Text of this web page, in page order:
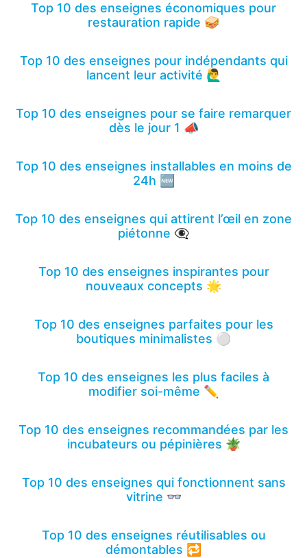
Top 10 des enseignes économiques pour
restauration rapide 🥪
Top 10 des enseignes pour indépendants qui
lancent leur activité 🙋‍♂️
Top 10 des enseignes pour se faire remarquer
dès le jour 1 📣
Top 10 des enseignes installables en moins de
24h 🆕
Top 10 des enseignes qui attirent l’œil en zone
piétonne 👁️‍🗨️
Top 10 des enseignes inspirantes pour
nouveaux concepts 🌟
Top 10 des enseignes parfaites pour les
boutiques minimalistes ⚪
Top 10 des enseignes les plus faciles à
modifier soi-même ✏️
Top 10 des enseignes recommandées par les
incubateurs ou pépinières 🪴
Top 10 des enseignes qui fonctionnent sans
vitrine 👓
Top 10 des enseignes réutilisables ou
démontables 🔁